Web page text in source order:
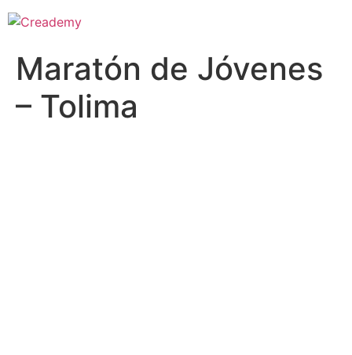
Maratón de Jóvenes
– Tolima